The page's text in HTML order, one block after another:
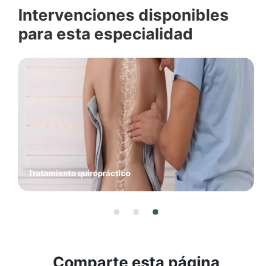
Intervenciones disponibles
para esta especialidad
Rehabilitación tras un ictus